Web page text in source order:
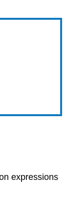
expressions